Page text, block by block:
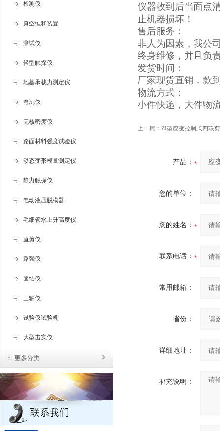
检测仪
真空饱和装置
测试仪
轻型触探仪
地基承载力测定仪
弯沉仪
无核密度仪
路面材料强度试验仪
动态变形模量测定仪
静力触探仪
电动液压脱模器
毛细管水上升高度仪
直剪仪
路强仪
固结仪
三轴仪
试验仪试验机
大型击实仪
更多分类
仪器收到后当面点
止机器损坏！
售后服务：
非人为因素，我公
终身维修，并且负
发货时间：
厂家现货直销，款
物流方式：
小件快递，大件物
上一篇： ZJ型应变控制式四联
产品：
您的单位：
您的姓名：
联系电话：
常用邮箱：
省份：
详细地址：
补充说明：